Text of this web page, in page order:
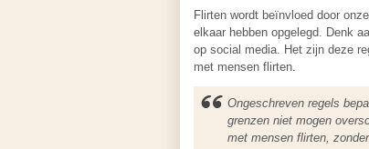
Flirten wordt beïnvloed door onze
elkaar hebben opgelegd. Denk
op social media. Het zijn deze
met mensen flirten.
Ongeschreven regels
grenzen niet mogen
met mensen flirten,